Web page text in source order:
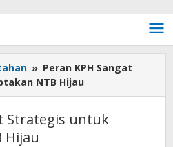
» Peran KPH Sangat
NTB Hijau
Strategis untuk
Hijau